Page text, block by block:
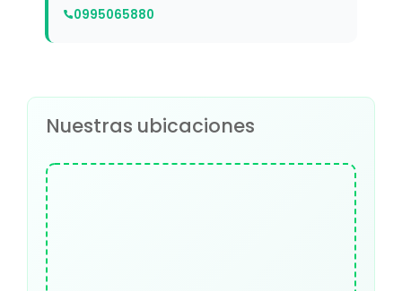
0995065880
Nuestras ubicaciones